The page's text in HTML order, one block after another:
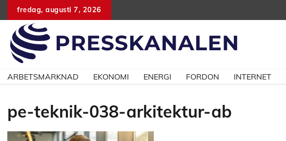
Hoppa
innehåll
fredag, augusti 7, 2026
ARBETSMARKNAD EKONOMI ENERGI FORDON INTERNET
pe-teknik-038-arkitektur-ab